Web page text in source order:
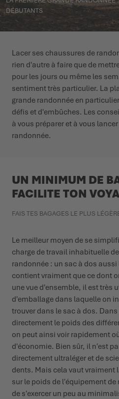
CHAUSSURES D'HIVER
LOWA PROFESSIONAL
CHAUSSURES D'HIVER
LOWA PROFESSIONAL
L'ÉTÉ NOUS ATTEND DEHORS
ÉVÉNEMENTS
PODCAST
PRESSE
CARRIÈRE
DÉBUTANTS
Lacer ses chaussures de
rien d'autre à faire que de
pour les jours ou même les
sentiment très particulier. La
grande randonnée en
défis et d'embûches. Les
à vous préparer et à vous
randonnée.
UN MINIMUM DE
FACILITE TON
FAIS TES BAGAGES LE PLUS
Le meilleur moyen de se
charge de travail inhabituelle
randonnée : un sac à dos
contient vraiment que ce dont
une vue d'ensemble, il est très
d'emballage dans laquelle on
trouver dans le sac à dos.
directement le poids des
on peut ainsi voir rapidement
d'économie. Bien sûr, il n'est
directement ultraléger et de
dents. Mais cela vaut vraiment
sur le poids de l'équipement
de s'exercer un peu au